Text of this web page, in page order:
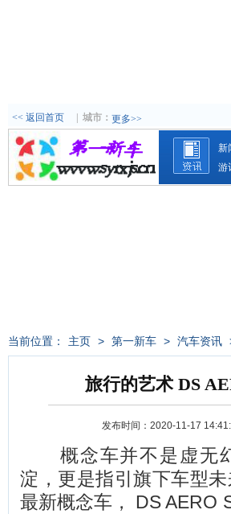
<< 返回首页 城市： 更多>>
新
游
当前位置： 主页 > 第一新车 > 汽车资讯
旅行的艺术 DS
发布时间：2020-11-17
概念车并不是虚无幻
淀，更是指引旗下车型
最新概念车， DS AERO